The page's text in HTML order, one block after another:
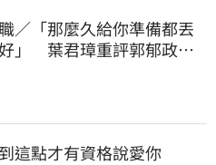
／「那麼久給你準備都丟
」 葉君璋重評郭郁政對
這點才有資格說愛你